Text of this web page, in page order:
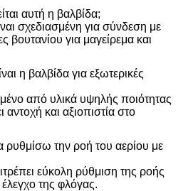
αυτή η βαλβίδα;
σχεδιασμένη για σύνδεση με
βουτανίου για μαγείρεμα και
η βαλβίδα για εξωτερικές
από υλικά υψηλής ποιότητας
αντοχή και αξιοπιστία στο
την ροή του αερίου με
εύκολη ρύθμιση της ροής
της φλόγας.